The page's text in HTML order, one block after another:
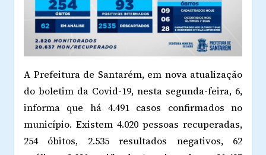
A Prefeitura de Santarém, em nova atualização
do boletim da Covid-19, nesta segunda-feira, 6,
informa que há 4.491 casos confirmados no
município. Existem 4.020 pessoas recuperadas,
254 óbitos, 2.535 resultados negativos, 62